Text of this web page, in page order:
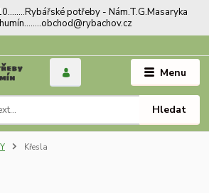
potřeby - Nám.T.G.Masaryka
Menu
Hledat
Křesla